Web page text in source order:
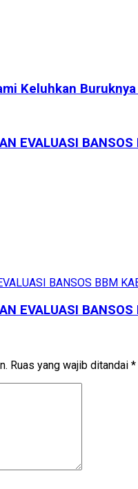
Keluhkan
EVALUASI
EVALUASI
Ruas yang wajib ditandai *